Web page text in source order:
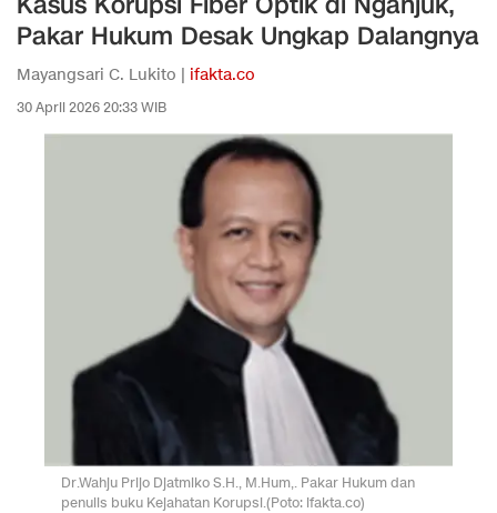
Pakar Hukum Desak Ungkap Dalangnya
Mayangsari C. Lukito | ifakta.co
30 April 2026 20:33 WIB
Dr.Wahju Prijo Djatmiko S.H., M.Hum,. Pakar Hukum dan
penulis buku Kejahatan Korupsi.(Poto: ifakta.co)